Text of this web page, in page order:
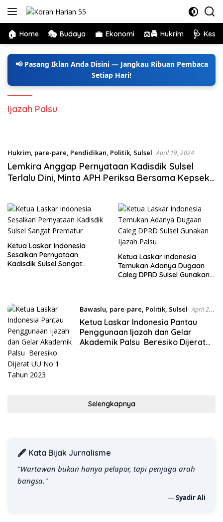
Langsung
🏠 Home 🎭 Budaya 💼 Ekonomi ⚖️🚔 Hukrim 🩺
📢 Pasang Iklan Anda Disini — Jangkau Ribuan Pembaca
Setiap Hari!
Ijazah Palsu
Hukrim, pare-pare, Pendidikan, Politik, Sulsel April 19, 2024
Lemkira Anggap Pernyataan Kadisdik Sulsel
Terlalu Dini, Minta APH Periksa Bersama Kepsek
Ketua Laskar Indonesia
Sesalkan Pernyataan
Kadisdik Sulsel Sangat
Ketua Laskar Indonesia
Temukan Adanya Dugaan
Caleg DPRD Sulsel Gunakan
Bawaslu, pare-pare, Politik, Sulsel April 2,
2024
Ketua Laskar Indonesia Pantau
Penggunaan Ijazah dan Gelar
Akademik Palsu Beresiko Dijerat
Selengkapnya
🖋️ Kata Bijak Jurnalisme
"Wartawan bukan hanya pelapor, tapi penjaga arah
bangsa."
—Syadir Ali